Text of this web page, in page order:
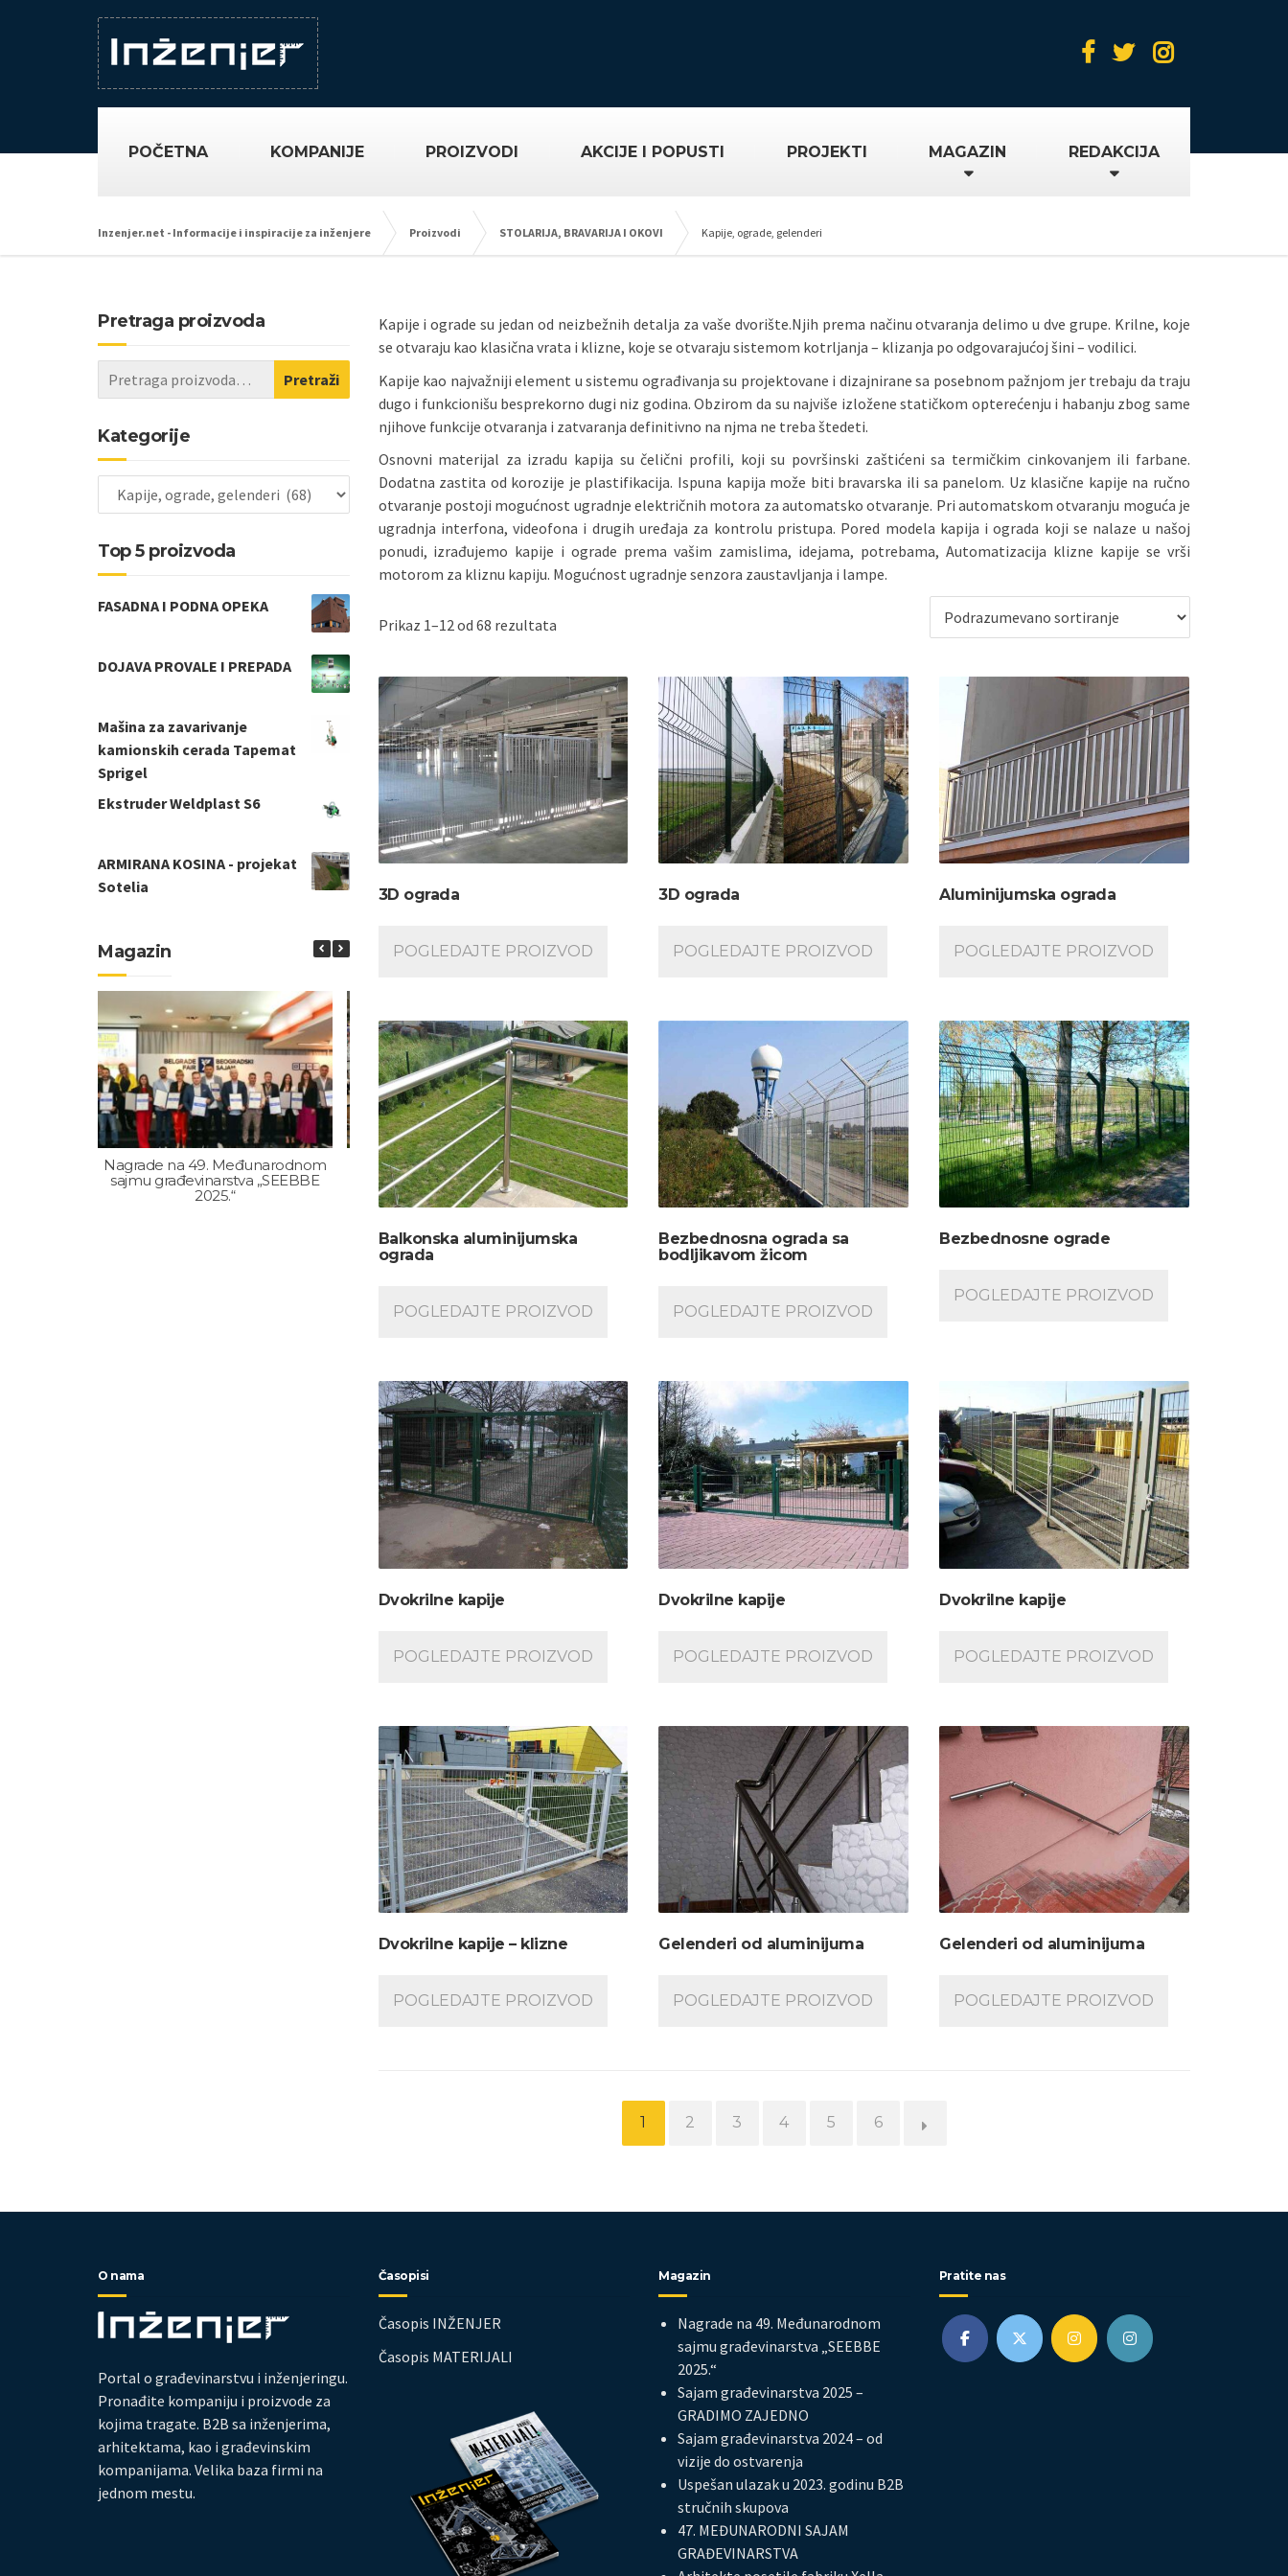
POČETNA KOMPANIJE PROIZVODI AKCIJE I POPUSTI PROJEKTI MAGAZIN REDAKCIJA
Inzenjer.net - Informacije i inspiracije za inženjere Proizvodi STOLARIJA, BRAVARIJA I OKOVI Kapije, ograde, gelenderi
Kapije i ograde su jedan od neizbežnih detalja za vaše dvorište.Njih prema načinu otvaranja delimo u dve grupe. Krilne, koje
se otvaraju kao klasična vrata i klizne, koje se otvaraju sistemom kotrljanja – klizanja po odgovarajućoj šini – vodilici.
Kapije kao najvažniji element u sistemu ograđivanja su projektovane i dizajnirane sa posebnom pažnjom jer trebaju da traju
dugo i funkcionišu besprekorno dugi niz godina. Obzirom da su najviše izložene statičkom opterećenju i habanju zbog same
njihove funkcije otvaranja i zatvaranja definitivno na njma ne treba štedeti.
Osnovni materijal za izradu kapija su čelični profili, koji su površinski zaštićeni sa termičkim cinkovanjem ili farbane.
Dodatna zastita od korozije je plastifikacija. Ispuna kapija može biti bravarska ili sa panelom. Uz klasične kapije na ručno
otvaranje postoji mogućnost ugradnje električnih motora za automatsko otvaranje. Pri automatskom otvaranju moguća je
ugradnja interfona, videofona i drugih uređaja za kontrolu pristupa. Pored modela kapija i ograda koji se nalaze u našoj
ponudi, izrađujemo kapije i ograde prema vašim zamislima, idejama, potrebama, Automatizacija klizne kapije se vrši
motorom za kliznu kapiju. Mogućnost ugradnje senzora zaustavljanja i lampe.
Prikaz 1–12 od 68 rezultata
3D ograda
POGLEDAJTE PROIZVOD
3D ograda
POGLEDAJTE PROIZVOD
Aluminijumska ograda
POGLEDAJTE PROIZVOD
Balkonska aluminijumska
ograda
POGLEDAJTE PROIZVOD
Bezbednosna ograda sa
bodljikavom žicom
POGLEDAJTE PROIZVOD
Bezbednosne ograde
POGLEDAJTE PROIZVOD
Dvokrilne kapije
POGLEDAJTE PROIZVOD
Dvokrilne kapije
POGLEDAJTE PROIZVOD
Dvokrilne kapije
POGLEDAJTE PROIZVOD
Dvokrilne kapije – klizne
POGLEDAJTE PROIZVOD
Gelenderi od aluminijuma
POGLEDAJTE PROIZVOD
Gelenderi od aluminijuma
POGLEDAJTE PROIZVOD
1 2 3 4 5 6 →
Pretraga proizvoda
Pretraži
Kategorije
Top 5 proizvoda
FASADNA I PODNA OPEKA
DOJAVA PROVALE I PREPADA
Mašina za zavarivanje
kamionskih cerada Tapemat
Sprigel
Ekstruder Weldplast S6
ARMIRANA KOSINA - projekat
Sotelia
Magazin
Nagrade na 49. Međunarodnom
sajmu građevinarstva „SEEBBE
2025.“
Sajam građevinarstva 2025 –
GRADIMO ZAJEDNO
Sajam građevinarstva 2024 – od
vizije do ostvarenja
Uspešan ulazak u 2023. godinu
B2B stručnih skupova
47. MEĐUNARODNI
GRAĐEVINARSTVA
O nama
Portal o građevinarstvu i inženjeringu.
Pronađite kompaniju i proizvode za
kojima tragate. B2B sa inženjerima,
arhitektama, kao i građevinskim
kompanijama. Velika baza firmi na
jednom mestu.
Časopisi
Časopis INŽENJER
Časopis MATERIJALI
Magazin
Nagrade na 49. Međunarodnom
sajmu građevinarstva „SEEBBE
2025.“
Sajam građevinarstva 2025 –
GRADIMO ZAJEDNO
Sajam građevinarstva 2024 – od
vizije do ostvarenja
Uspešan ulazak u 2023. godinu B2B
stručnih skupova
47. MEĐUNARODNI SAJAM
GRAĐEVINARSTVA
Pratite nas